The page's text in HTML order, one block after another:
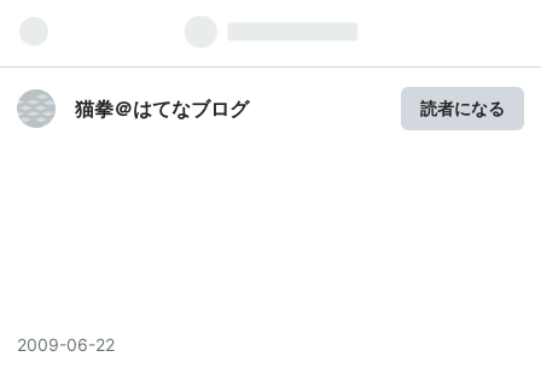
猫拳＠はてなブログ 読者になる
2009-06-22